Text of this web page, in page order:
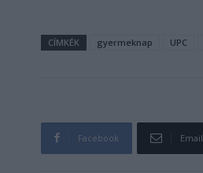
CÍMKÉK gyermeknap UPC
Facebook Email